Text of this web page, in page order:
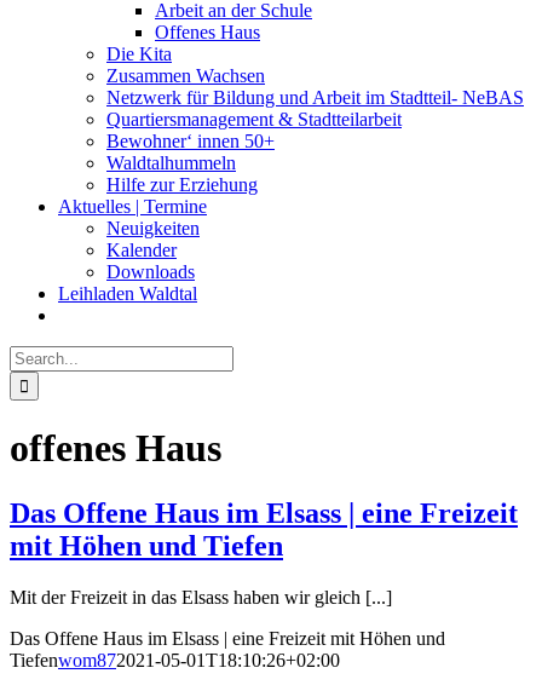
Arbeit an der Schule
Offenes Haus
Die Kita
Zusammen Wachsen
Netzwerk für Bildung und Arbeit im Stadtteil- NeBAS
Quartiersmanagement & Stadtteilarbeit
Bewohner‘ innen 50+
Waldtalhummeln
Hilfe zur Erziehung
Aktuelles | Termine
Neuigkeiten
Kalender
Downloads
Leihladen Waldtal
Search
for:
offenes Haus
Das Offene Haus im Elsass | eine Freizeit
mit Höhen und Tiefen
Mit der Freizeit in das Elsass haben wir gleich [...]
Das Offene Haus im Elsass | eine Freizeit mit Höhen und
Tiefenwom872021-05-01T18:10:26+02:00